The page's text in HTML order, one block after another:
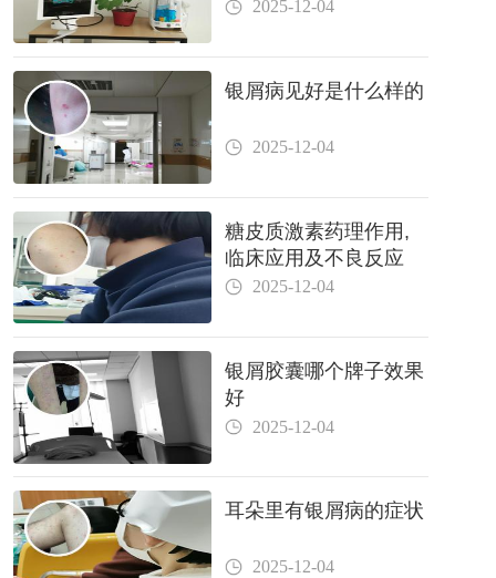
2025-12-04
银屑病见好是什么样的
2025-12-04
糖皮质激素药理作用,
临床应用及不良反应
2025-12-04
银屑胶囊哪个牌子效果
好
2025-12-04
耳朵里有银屑病的症状
2025-12-04